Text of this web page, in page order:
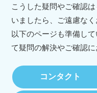
こうした疑問やご確認
いましたら、ご遠慮なく
以下のページも準備し
て疑問の解決やご確認に
コンタクト